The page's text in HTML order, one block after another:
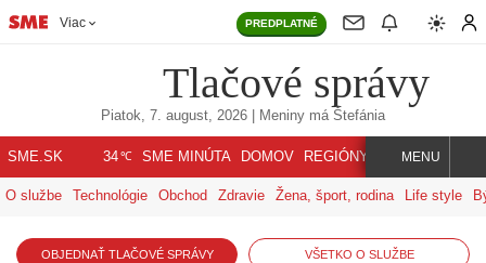
Viac PREDPLATNÉ
Tlačové správy
Piatok, 7. august, 2026 | Meniny má Štefánia
SME.SK 34℃ SME MINÚTA DOMOV REGIÓNY INDEX SVET
MENU
O službe Technológie Obchod Zdravie Žena, šport, rodina Life style
OBJEDNAŤ TLAČOVÉ SPRÁVY VŠETKO O SLUŽBE